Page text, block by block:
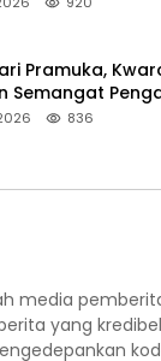
Pramuka,
Semangat
836
media
yang